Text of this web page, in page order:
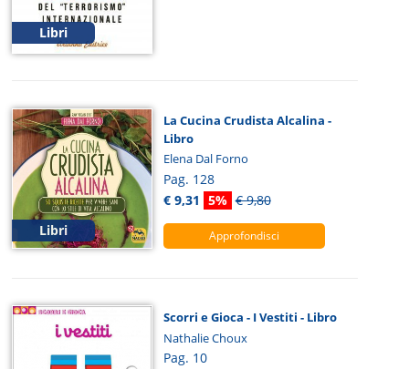
Libri
Libri
La Cucina Crudista Alcalina -
Libro
Elena Dal Forno
Pag. 128
€ 9,31 5% € 9,80
Approfondisci
Scorri e Gioca - I Vestiti - Libro
Nathalie Choux
Pag. 10